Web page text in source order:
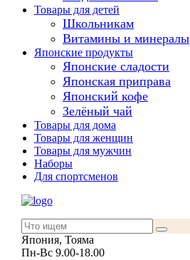
Товары для детей
Школьникам
Витамины и минералы
Японские продукты
Японские сладости
Японская приправа
Японский кофе
Зелёный чай
Товары для дома
Товары для женщин
Товары для мужчин
Наборы
Для спортсменов
Япония, Тояма
Пн-Вс 9.00-18.00